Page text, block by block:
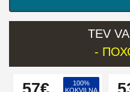
TEV
-
100%
KOKVILNA